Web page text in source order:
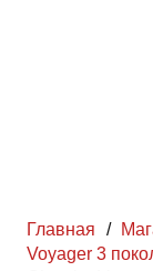
Главная /
Voyager 3